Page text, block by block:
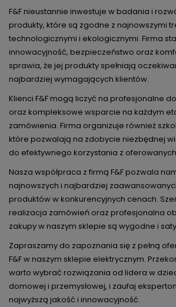
F&F nieustannie inwestuje w badania i
produkty, które są zgodne z najnowszymi
technologicznymi i ekologicznymi. Firma
innowacyjność, bezpieczeństwo oraz
sprawia, że jej produkty spełniają
najbardziej wymagających klientów.
Klienci F&F mogą liczyć na profesjonalne
oraz kompleksowe wsparcie na każdym
zamówienia. Firma organizuje również
które pozwalają na zdobycie niezbędnej
do efektywnego korzystania z
Nasza współpraca z firmą F&F pozwala
najnowszych i najbardziej
produktów w konkurencyjnych cenach.
realizacja zamówień oraz profesjonalna
zakupy w naszym sklepie są wygodne i
Zapraszamy do zapoznania się z pełną
F&F w naszym sklepie elektrycznym.
warto wybrać rozwiązania od lidera w
domowej i przemysłowej, i zaufaj
najwyższą jakość i innowacyjność.